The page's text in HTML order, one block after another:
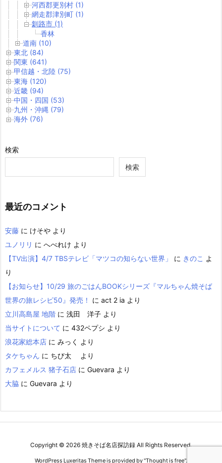
河西郡更別村 (1)
網走郡津別町 (1)
釧路市 (1)
香林
道南 (10)
東北 (84)
関東 (641)
甲信越・北陸 (75)
東海 (120)
近畿 (94)
中国・四国 (53)
九州・沖縄 (79)
海外 (76)
検索
検索
最近のコメント
安藤 に けそや より
ユノリリ に へべれけ より
【TV出演】4/7 TBSテレビ「マツコの知らない世界」
に きのこ よ
り
【お知らせ】10/29 旅のごはんBOOKシリーズ『マルちゃん焼そば
世界の旅レシピ50』発売！
に act 2 ia より
立川高島屋 地階 に 浅田 洋子 より
当サイトについて に 432ペプシ より
浪花家総本店 に みっく
より
タケちゃん に ちび太
より
カフェメルス 猪子石店 に Guevara より
大脇 に Guevara より
Copyright © 2026 焼きそば名店探訪録 All Rights Reserved.
WordPress Luxeritas Theme is provided by "Thought is free".